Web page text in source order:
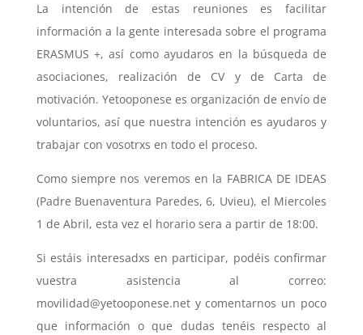
La intención de estas reuniones es facilitar
información a la gente interesada sobre el programa
ERASMUS +, así como ayudaros en la búsqueda de
asociaciones, realización de CV y de Carta de
motivación. Yetooponese es organización de envío de
voluntarios, así que nuestra intención es ayudaros y
trabajar con vosotrxs en todo el proceso.
Como siempre nos veremos en la FABRICA DE IDEAS
(Padre Buenaventura Paredes, 6, Uvieu), el Miercoles
1 de Abril, esta vez el horario sera a partir de 18:00.
Si estáis interesadxs en participar, podéis confirmar
vuestra asistencia al correo:
movilidad@yetooponese.net y comentarnos un poco
que información o que dudas tenéis respecto al